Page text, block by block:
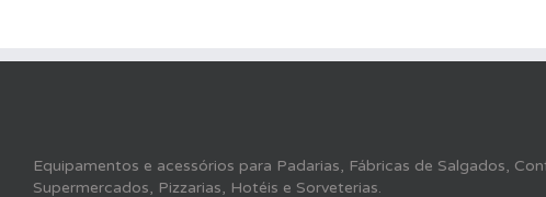
Equipamentos e acessórios para Padarias, Fábricas de Salgados,
Supermercados, Pizzarias, Hotéis e Sorveterias.